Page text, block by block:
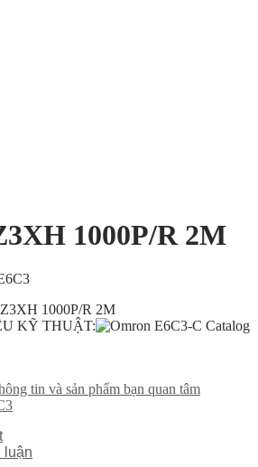
1000P/R 2M
1000P/R 2M
KỸ THUẬT:
tin và sản phẩm bạn quan tâm
luận